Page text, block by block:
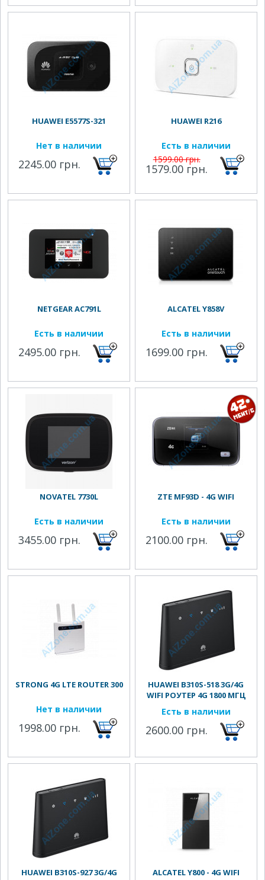
HUAWEI E5577S-321
Нет в наличии
2245.00 грн.
HUAWEI R216
Есть в наличии
1599.00 грн.
1579.00 грн.
NETGEAR AC791L
Есть в наличии
2495.00 грн.
ALCATEL Y858V
Есть в наличии
1699.00 грн.
NOVATEL 7730L
Есть в наличии
3455.00 грн.
ZTE MF93D - 4G WIFI
Есть в наличии
2100.00 грн.
STRONG 4G LTE ROUTER 300
Нет в наличии
1998.00 грн.
HUAWEI B310S-518 3G/4G
WIFI РОУТЕР 4G 1800 МГЦ
Есть в наличии
2600.00 грн.
HUAWEI B310S-927 3G/4G
ALCATEL Y800 - 4G WIFI